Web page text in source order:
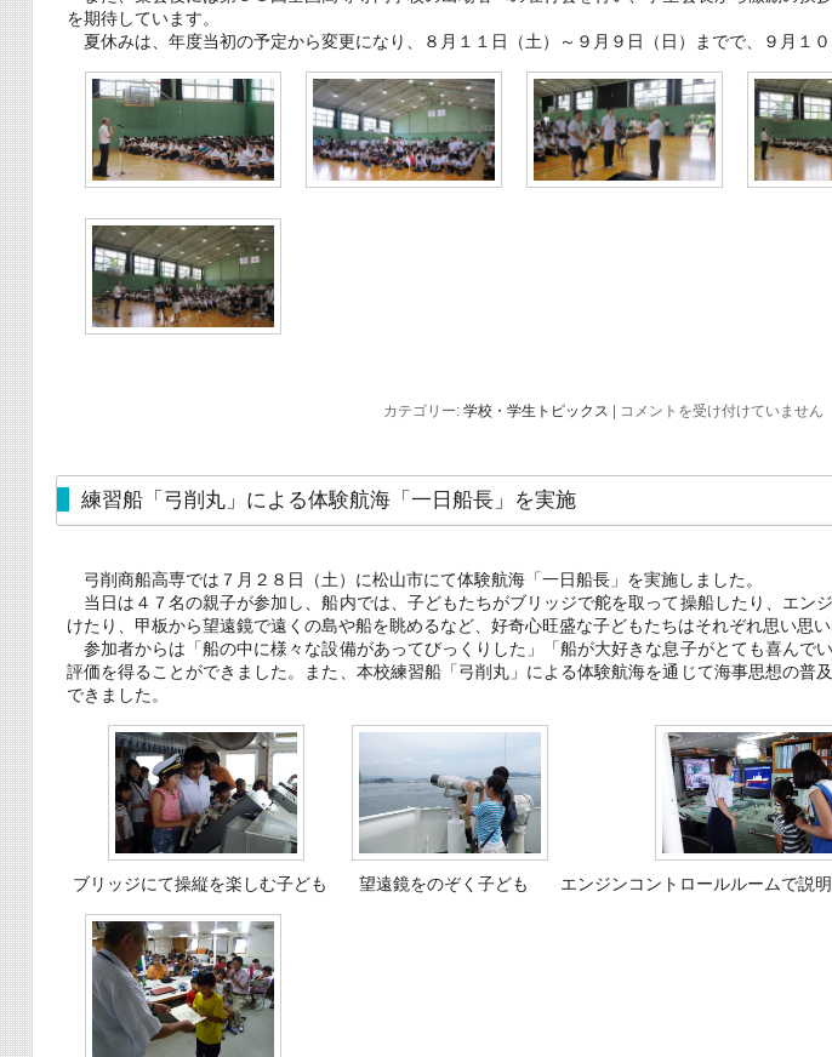
ス
の
学
生
が
豪
雨
災
を期待しています。
夏休みは、年度当初の予定から変更になり、８月１１日（土）～９月９日（日）までで、９月１０
カテゴリー: 学校・学生トピックス
全
し
た
は
コメントを受け付けていません
練習船「弓削丸」による体験航海「一日船長」を実施
弓削商船高専では７月２８日（土）に松山市にて体験航海「一日船長」を実施しました。
当日は４７名の親子が参加し、船内では、子どもたちがブリッジで舵を取って操船したり、エン
けたり、甲板から望遠鏡で遠くの島や船を眺めるなど、好奇心旺盛な子どもたちはそれぞれ思い思
参加者からは「船の中に様々な設備があってびっくりした」「船が大好きな息子がとても喜んで
評価を得ることができました。また、本校練習船「弓削丸」による体験航海を通じて海事思想の普
できました。
ブリッジにて操縦を楽しむ子ども 望遠鏡をのぞく子ども エンジンコントロールルームで説